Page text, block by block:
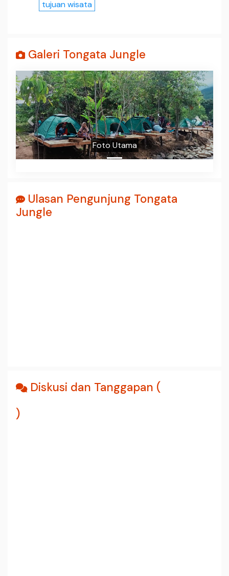
tujuan wisata
Galeri Tongata Jungle
Foto Utama
Prev Next
Ulasan Pengunjung Tongata
Jungle
Diskusi dan Tanggapan (
)